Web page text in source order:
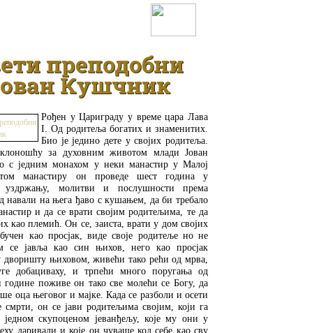
преподобни
Кушчник
Рођен у Цариграду у време цара Лава
I. Од родитеља богатих и знаменитих.
Био је једино дете у својих родитеља.
за духовним животом млади Јован
с једним монахом у неки манастир у Малој
манастиру он проведе шест година у
уздржању, молитви и послушности према
навали на њега ђаво с кушањем, да би требало
и да се врати својим родитељима, те да
као племић. Он се, заиста, врати у дом својих
као просјак, виде своје родитеље но не
се јавља као син њихов, него као просјак
дворишту њиховом, живећи тако рећи од мрва,
добациваху, и трпећи много поругања од
године поживе он тако све молећи се Богу, да
оца његовог и мајке. Када се разболи и осети
он се јави родитељима својим, који га
скупоценом јеванђељу, које му они у
даривали и које он чуваше код себе као сву